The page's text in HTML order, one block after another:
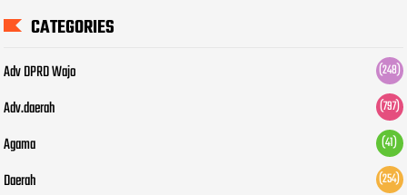
CATEGORIES
Adv DPRD Wajo (248)
Adv.daerah (797)
Agama (41)
Daerah (254)